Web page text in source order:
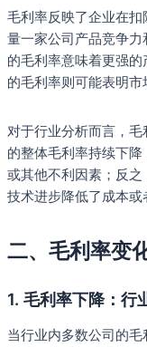
毛利率反映了企业在
量一家公司产品竞争
的毛利率意味着更强
的毛利率则可能表明市
对于行业分析而言，
的整体毛利率持续下
或其他不利因素；反之
技术进步降低了成本或
二、毛利率变
1. 毛利率下降：行
当行业内多数公司的